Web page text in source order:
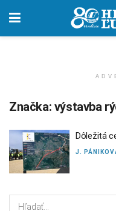
Značka: výstavba
Dôležitá
J.